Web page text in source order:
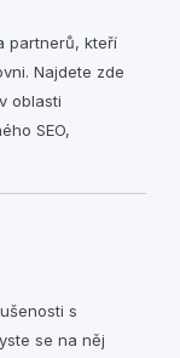
partnerů, kteří
Najdete zde
oblasti
SEO,
s
se na něj